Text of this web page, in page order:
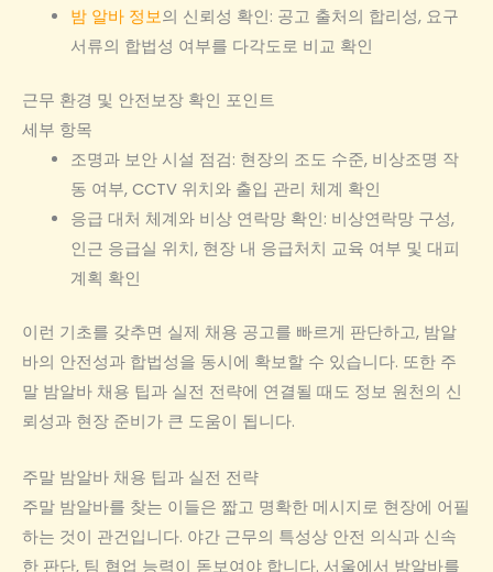
밤 알바 정보의 신뢰성 확인: 공고 출처의 합리성, 요구
서류의 합법성 여부를 다각도로 비교 확인
근무 환경 및 안전보장 확인 포인트
세부 항목
조명과 보안 시설 점검: 현장의 조도 수준, 비상조명 작
동 여부, CCTV 위치와 출입 관리 체계 확인
응급 대처 체계와 비상 연락망 확인: 비상연락망 구성,
인근 응급실 위치, 현장 내 응급처치 교육 여부 및 대피
계획 확인
이런 기초를 갖추면 실제 채용 공고를 빠르게 판단하고, 밤알
바의 안전성과 합법성을 동시에 확보할 수 있습니다. 또한 주
말 밤알바 채용 팁과 실전 전략에 연결될 때도 정보 원천의 신
뢰성과 현장 준비가 큰 도움이 됩니다.
주말 밤알바 채용 팁과 실전 전략
주말 밤알바를 찾는 이들은 짧고 명확한 메시지로 현장에 어필
하는 것이 관건입니다. 야간 근무의 특성상 안전 의식과 신속
한 판단, 팀 협업 능력이 돋보여야 합니다. 서울에서 밤알바를